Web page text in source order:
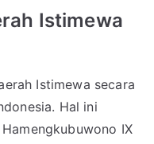
Istimewa
Istimewa secara
Hal ini
IX